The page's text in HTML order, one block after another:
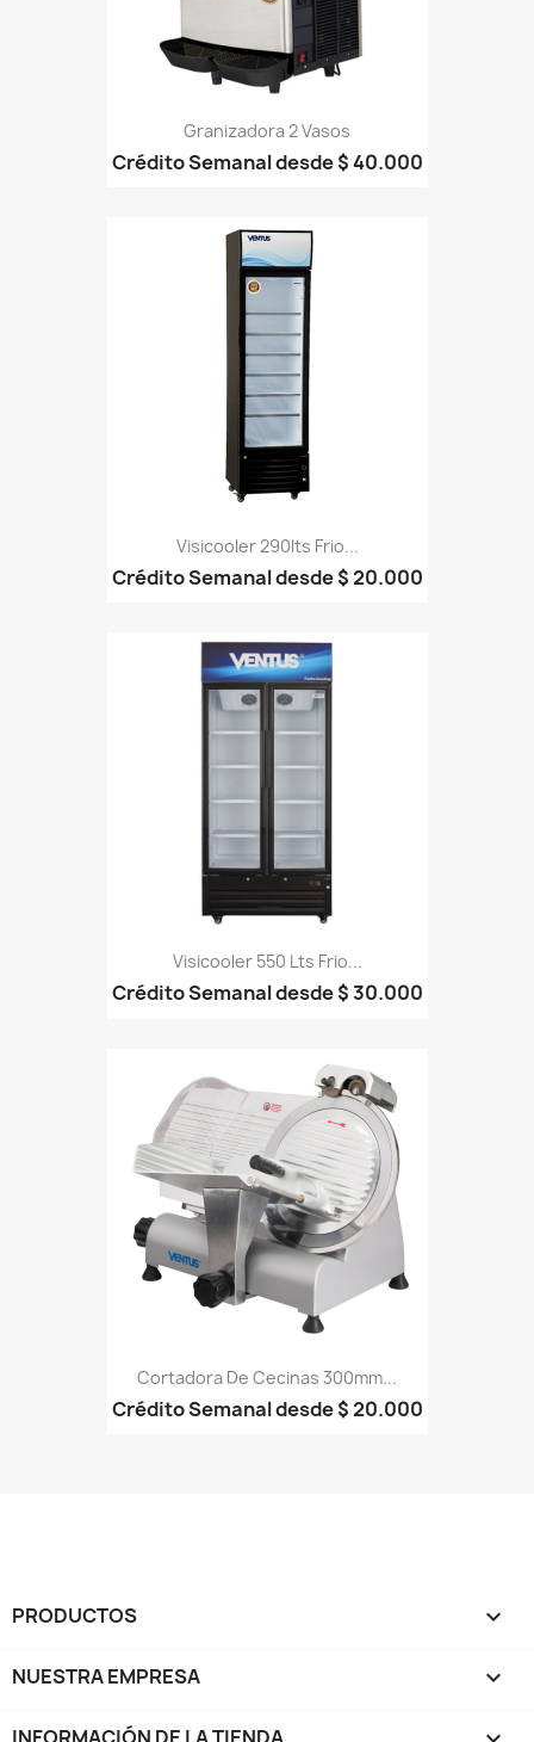
Granizadora 2 Vasos
Crédito Semanal desde $ 40.000
Visicooler 290lts Frio...
Crédito Semanal desde $ 20.000
Visicooler 550 Lts Frio...
Crédito Semanal desde $ 30.000
Cortadora De Cecinas 300mm...
Crédito Semanal desde $ 20.000
PRODUCTOS 
NUESTRA EMPRESA 